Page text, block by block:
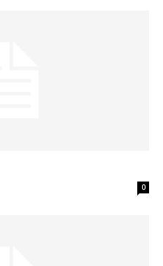
0